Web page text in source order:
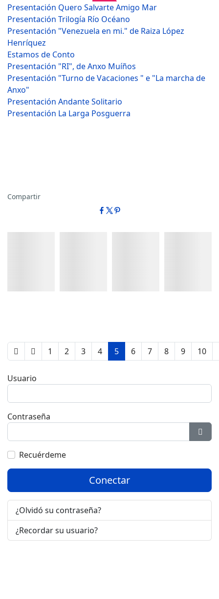
Presentación Quero Salvarte Amigo Mar
Presentación Trilogía Río Océano
Presentación "Venezuela en mi." de Raiza López
Henríquez
Estamos de Conto
Presentación "RI", de Anxo Muíños
Presentación "Turno de Vacaciones " e "La marcha de
Anxo"
Presentación Andante Solitario
Presentación La Larga Posguerra
Compartir
1 2 3 4 5 6 7 8 9 10
Usuario
Contraseña
Recuérdeme
Conectar
¿Olvidó su contraseña?
¿Recordar su usuario?